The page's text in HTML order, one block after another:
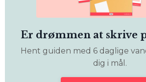
Er drømmen at skrive
Hent guiden med 6 daglige
dig i mål.